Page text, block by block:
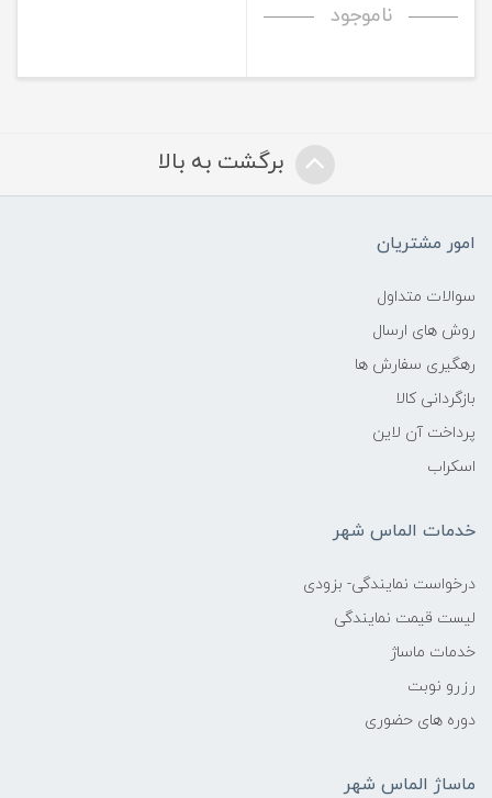
ناموجود
برگشت به بالا
امور مشتریان
سوالات متداول
روش های ارسال
رهگیری سفارش ها
بازگردانی کالا
پرداخت آن لاین
اسکراب
خدمات الماس شهر
درخواست نمایندگی- بزودی
لیست قیمت نمایندگی
خدمات ماساژ
رزرو نوبت
دوره های حضوری
ماساژ الماس شهر